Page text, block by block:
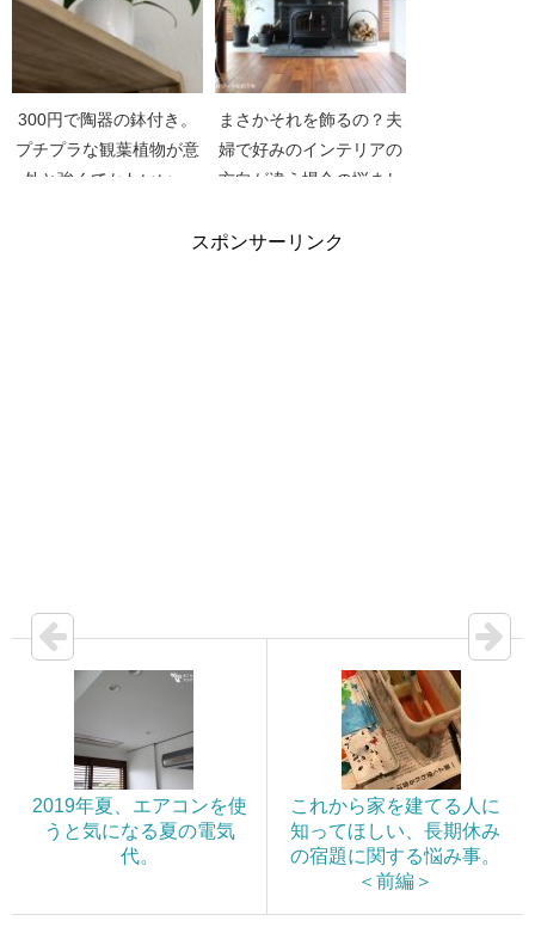
300円で陶器の鉢付き。
プチプラな観葉植物が意
外と強くてかわいい。
まさかそれを飾るの？夫
婦で好みのインテリアの
方向が違う場合の悩まし
スポンサーリンク
2019年夏、エアコンを使
うと気になる夏の電気
代。
これから家を建てる人に
知ってほしい、長期休み
の宿題に関する悩み事。
＜前編＞